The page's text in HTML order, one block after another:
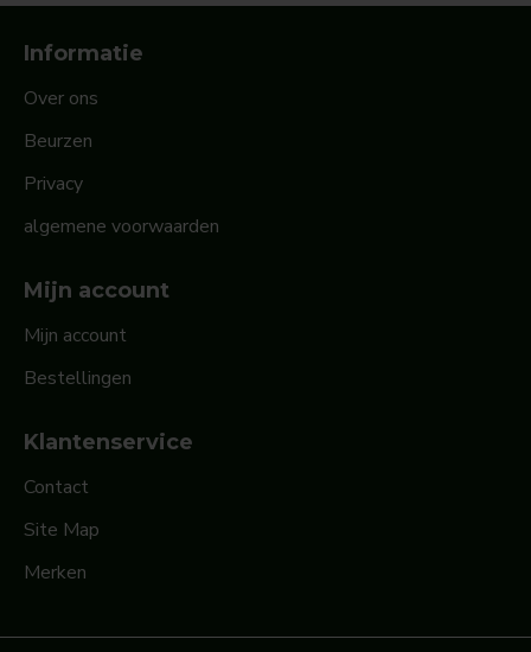
Informatie
Over ons
Beurzen
Privacy
algemene voorwaarden
Mijn account
Mijn account
Bestellingen
Klantenservice
Contact
Site Map
Merken